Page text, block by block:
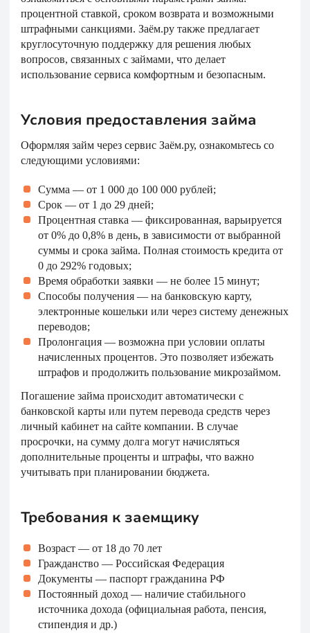
процентной ставкой, сроком возврата и возможными
штрафными санкциями. Заём.ру также предлагает
круглосуточную поддержку для решения любых
вопросов, связанных с займами, что делает
использование сервиса комфортным и безопасным.
Условия предоставления займа
Оформляя займ через сервис Заём.ру, ознакомьтесь со
следующими условиями:
Сумма — от 1 000 до 100 000 рублей;
Срок — от 1 до 29 дней;
Процентная ставка — фиксированная, варьируется
от 0% до 0,8% в день, в зависимости от выбранной
суммы и срока займа. Полная стоимость кредита от
0 до 292% годовых;
Время обработки заявки — не более 15 минут;
Способы получения — на банковскую карту,
электронные кошельки или через систему денежных
переводов;
Пролонгация — возможна при условии оплаты
начисленных процентов. Это позволяет избежать
штрафов и продолжить пользование микрозаймом.
Погашение займа происходит автоматически с
банковской карты или путем перевода средств через
личный кабинет на сайте компании. В случае
просрочки, на сумму долга могут начисляться
дополнительные проценты и штрафы, что важно
учитывать при планировании бюджета.
Требования к заемщику
Возраст — от 18 до 70 лет
Гражданство — Российская Федерация
Документы — паспорт гражданина РФ
Постоянный доход — наличие стабильного
источника дохода (официальная работа, пенсия,
стипендия и др.)